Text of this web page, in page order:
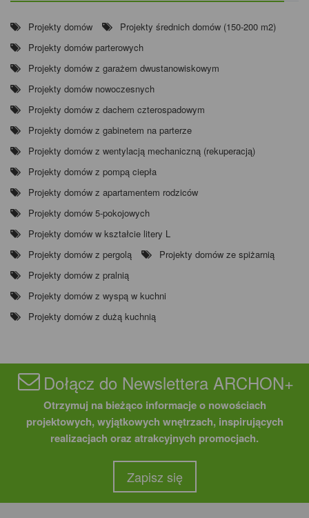
Projekty domów
Projekty średnich domów (150-200 m2)
Projekty domów parterowych
Projekty domów z garażem dwustanowiskowym
Projekty domów nowoczesnych
Projekty domów z dachem czterospadowym
Projekty domów z gabinetem na parterze
Projekty domów z wentylacją mechaniczną (rekuperacją)
Projekty domów z pompą ciepła
Projekty domów z apartamentem rodziców
Projekty domów 5-pokojowych
Projekty domów w kształcie litery L
Projekty domów z pergolą
Projekty domów ze spiżarnią
Projekty domów z pralnią
Projekty domów z wyspą w kuchni
Projekty domów z dużą kuchnią
Dołącz do Newslettera ARCHON+
Otrzymuj na bieżąco informacje o nowościach
projektowych, wyjątkowych wnętrzach, inspirujących
realizacjach oraz atrakcyjnych promocjach.
Zapisz się